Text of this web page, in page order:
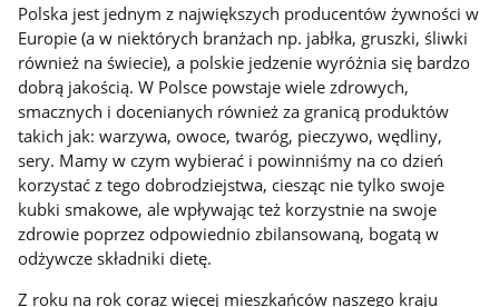
Polska jest jednym z największych producentów żywności w
Europie (a w niektórych branżach np. jabłka, gruszki, śliwki
również na świecie), a polskie jedzenie wyróżnia się bardzo
dobrą jakością. W Polsce powstaje wiele zdrowych,
smacznych i docenianych również za granicą produktów
takich jak: warzywa, owoce, twaróg, pieczywo, wędliny,
sery. Mamy w czym wybierać i powinniśmy na co dzień
korzystać z tego dobrodziejstwa, ciesząc nie tylko swoje
kubki smakowe, ale wpływając też korzystnie na swoje
zdrowie poprzez odpowiednio zbilansowaną, bogatą w
odżywcze składniki dietę.
Z roku na rok coraz więcej mieszkańców naszego kraju